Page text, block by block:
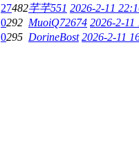
27482芊芊551 2026-2-11
0292 MuoiQ72674 2026-2-11
0295 DorineBost 2026-2-11